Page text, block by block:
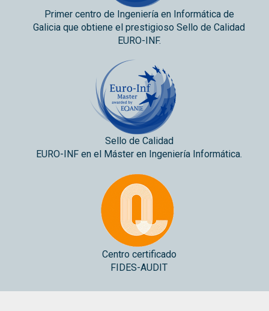
Primer centro de Ingeniería en Informática de
Galicia que obtiene el prestigioso Sello de Calidad
EURO-INF.
Sello de Calidad
EURO-INF en el Máster en Ingeniería Informática.
Centro certificado
FIDES-AUDIT